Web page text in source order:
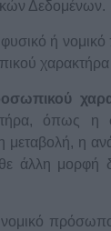
Δεδομένων.
φυσικό ή
όπως
η
άλλη μορφή